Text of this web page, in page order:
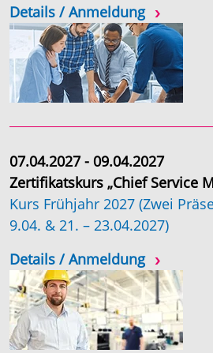
Details / Anmeldung
07.04.2027 - 09.04.2027
Zertifikatskurs „Chief Service
Kurs Frühjahr 2027 (Zwei
9.04. & 21. – 23.04.2027)
Details / Anmeldung